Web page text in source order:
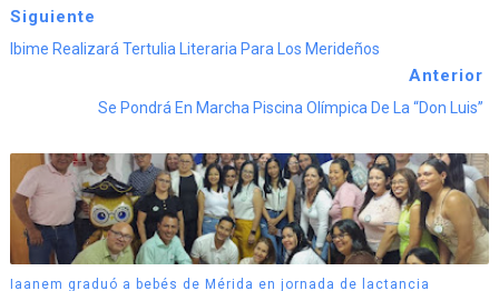
Siguiente
Ibime Realizará Tertulia Literaria Para Los Merideños
Anterior
Se Pondrá En Marcha Piscina Olímpica De La “Don Luis”
Iaanem graduó a bebés de Mérida en jornada de lactancia